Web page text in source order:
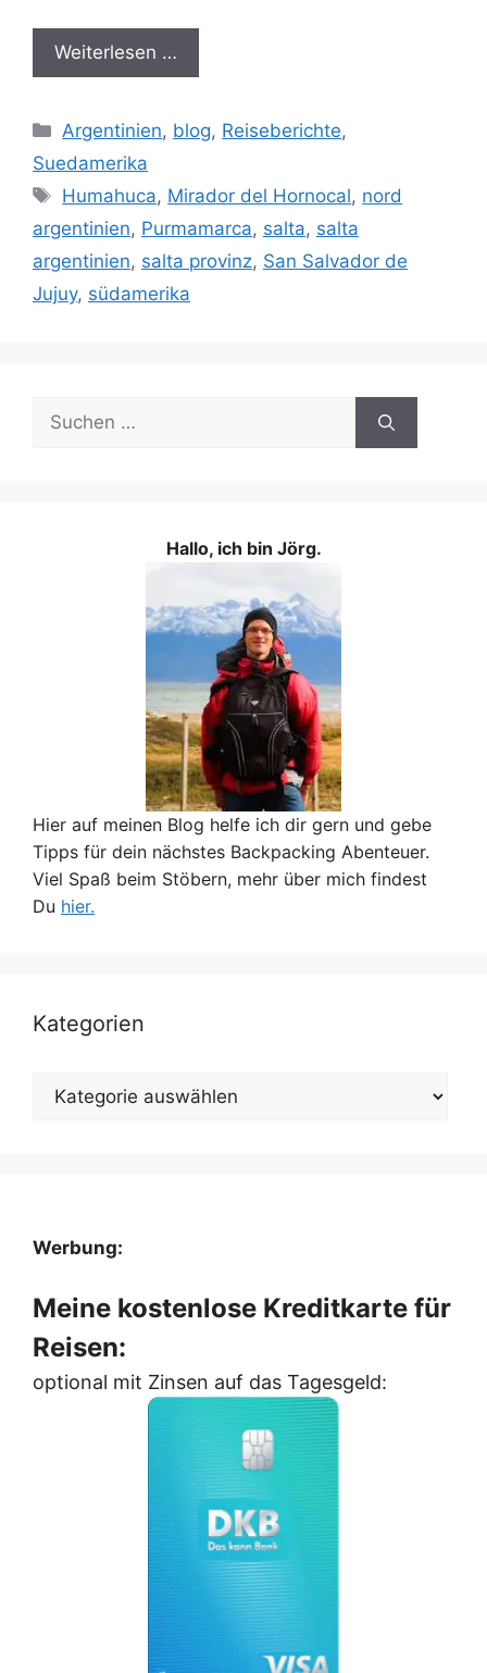
Weiterlesen …
Kategorien
Argentinien, blog, Reiseberichte,
Suedamerika
Schlagwörter
Humahuca, Mirador del Hornocal, nord
argentinien, Purmamarca, salta, salta
argentinien, salta provinz, San Salvador de
Jujuy, südamerika
Suchen
nach:
Hallo, ich bin Jörg.
Hier auf meinen Blog helfe ich dir gern und gebe
Tipps für dein nächstes Backpacking Abenteuer.
Viel Spaß beim Stöbern, mehr über mich findest
Du hier.
Kategorien
Kategorien
Werbung:
Meine kostenlose Kreditkarte für
Reisen:
optional mit Zinsen auf das Tagesgeld: